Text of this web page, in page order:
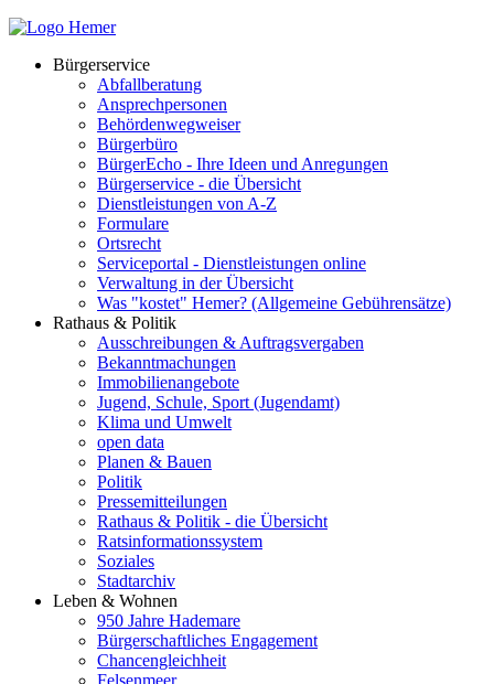
Bürgerservice
Abfallberatung
Ansprechpersonen
Behördenwegweiser
Bürgerbüro
BürgerEcho - Ihre Ideen und Anregungen
Bürgerservice - die Übersicht
Dienstleistungen von A-Z
Formulare
Ortsrecht
Serviceportal - Dienstleistungen online
Verwaltung in der Übersicht
Was "kostet" Hemer? (Allgemeine Gebührensätze)
Rathaus & Politik
Ausschreibungen & Auftragsvergaben
Bekanntmachungen
Immobilienangebote
Jugend, Schule, Sport (Jugendamt)
Klima und Umwelt
open data
Planen & Bauen
Politik
Pressemitteilungen
Rathaus & Politik - die Übersicht
Ratsinformationssystem
Soziales
Stadtarchiv
Leben & Wohnen
950 Jahre Hademare
Bürgerschaftliches Engagement
Chancengleichheit
Felsenmeer